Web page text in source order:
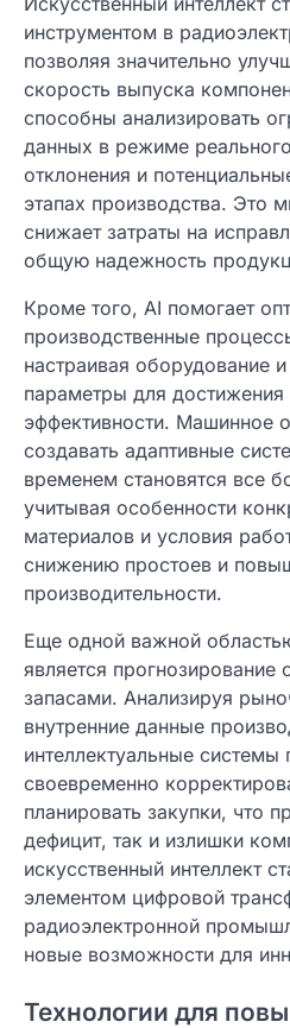
инструментом в
позволяя значительно
скорость выпуска
способны анализировать
данных в режиме
отклонения и
этапах производства. Это
снижает затраты на
общую надежность
Кроме того, AI помогает
производственные
настраивая оборудование
параметры для
эффективности. Машинное
создавать адаптивные
временем становятся все
учитывая особенности
материалов и условия
снижению простоев и
производительности.
Еще одной важной
является прогнозирование
запасами. Анализируя
внутренние данные
интеллектуальные системы
своевременно
планировать закупки, что
дефицит, так и излишки
искусственный интеллект
элементом цифровой
радиоэлектронной
новые возможности для
Технологии для